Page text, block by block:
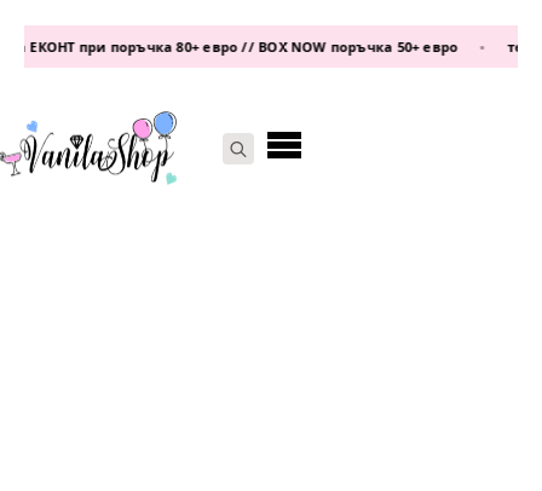
при поръчка 80+ евро // BOX NOW поръчка 50+ евро